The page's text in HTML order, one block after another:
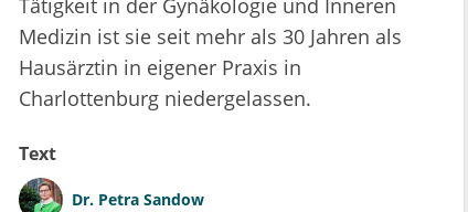
Tätigkeit in der Gynäkologie und Inneren
Medizin ist sie seit mehr als 30 Jahren als
Hausärztin in eigener Praxis in
Charlottenburg niedergelassen.
Text
Dr. Petra Sandow